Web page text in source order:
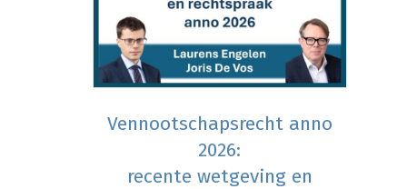
Vennootschapsrecht anno
2026:
recente wetgeving en